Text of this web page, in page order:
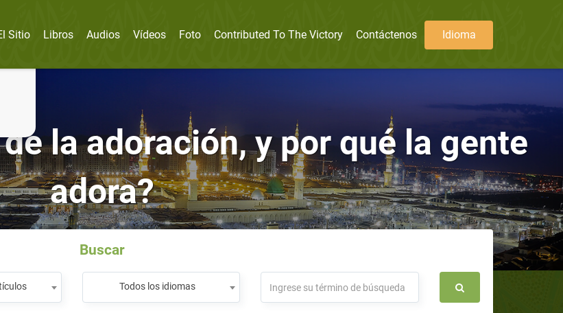
it.
Sitio Libros Audios Vídeos Foto Contributed To The Victory Contáctenos Idioma
la adoración, y por qué la gente
adora?
Buscar
Todos los idiomas